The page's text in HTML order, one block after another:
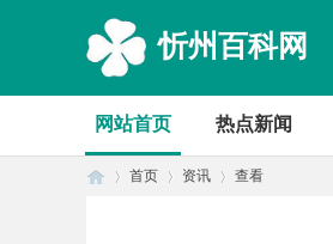
忻州百科网
网站首页 热点新闻
首页 资讯 查看